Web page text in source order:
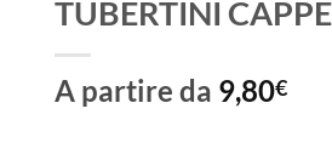
TUBERTINI
A partire da 9,80€